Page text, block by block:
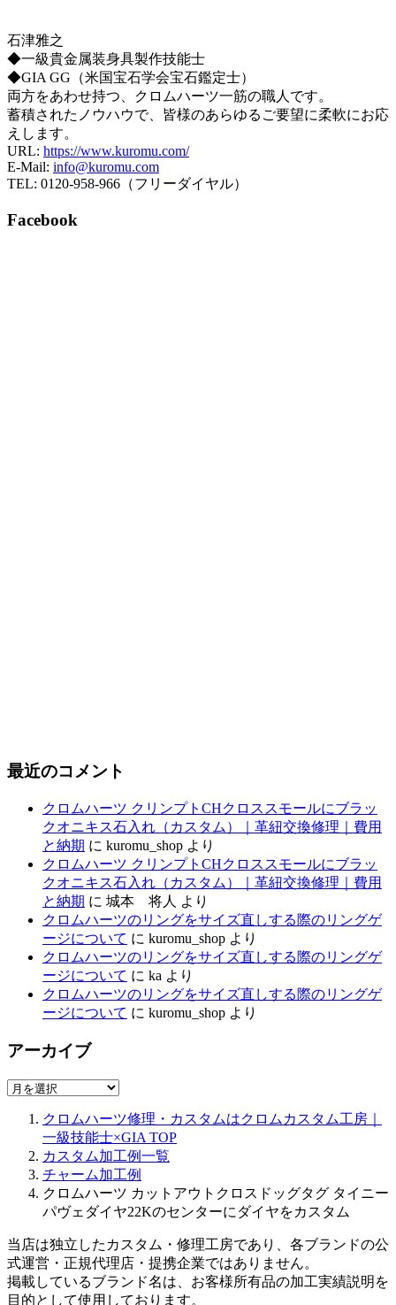
石津雅之
◆一級貴金属装身具製作技能士
◆GIA GG（米国宝石学会宝石鑑定士）
両方をあわせ持つ、クロムハーツ一筋の職人です。
蓄積されたノウハウで、皆様のあらゆるご要望に柔軟にお応
えします。
URL: https://www.kuromu.com/
E-Mail: info@kuromu.com
TEL: 0120-958-966（フリーダイヤル）
Facebook
最近のコメント
クロムハーツ クリンプトCHクロススモールにブラッ
クオニキス石入れ（カスタム）｜革紐交換修理｜費用
と納期 に kuromu_shop より
クロムハーツ クリンプトCHクロススモールにブラッ
クオニキス石入れ（カスタム）｜革紐交換修理｜費用
と納期 に 城本 将人 より
クロムハーツのリングをサイズ直しする際のリングゲ
ージについて に kuromu_shop より
クロムハーツのリングをサイズ直しする際のリングゲ
ージについて に ka より
クロムハーツのリングをサイズ直しする際のリングゲ
ージについて に kuromu_shop より
アーカイブ
ア
クロムハーツ修理・カスタムはクロムカスタム工房｜
一級技能士×GIA TOP
カスタム加工例一覧
チャーム加工例
クロムハーツ カットアウトクロスドッグタグ タイニー
パヴェダイヤ22Kのセンターにダイヤをカスタム
当店は独立したカスタム・修理工房であり、各ブランドの公
式運営・正規代理店・提携企業ではありません。
掲載しているブランド名は、お客様所有品の加工実績説明を
目的として使用しております。